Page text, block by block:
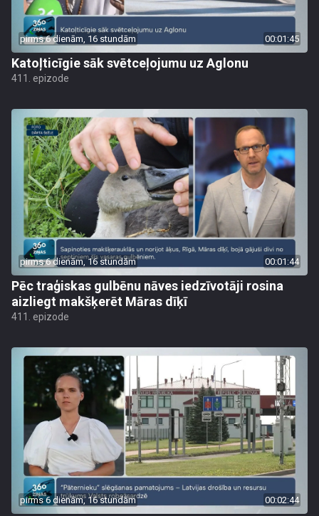
pirms 6 dienām, 16 stundām 00:01:45
Katoļticīgie sāk svētceļojumu uz Aglonu
411. epizode
pirms 6 dienām, 16 stundām 00:01:44
Pēc traģiskas gulbēnu nāves iedzīvotāji rosina
aizliegt makšķerēt Māras dīķī
411. epizode
pirms 6 dienām, 16 stundām 00:02:44